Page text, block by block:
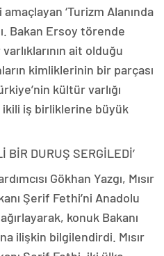
‘Turizm Alanında
Bakan Ersoy törende
ait olduğu
kimliklerinin bir parçası
kültür varlığı
ikili iş birliklerine büyük
BİR DURUŞ SERGİLEDİ’
Gökhan Yazgı, Mısır
Şerif Fethi’ni Anadolu
konuk Bakanı
ilişkin bilgilendirdi. Mısır